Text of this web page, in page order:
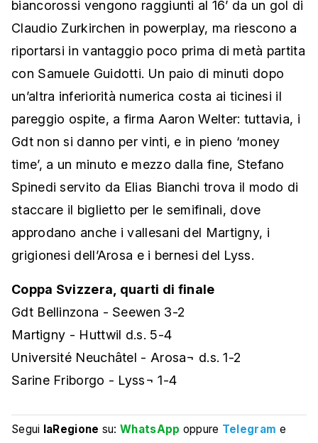
biancorossi vengono raggiunti al 16’ da un gol di
Claudio Zurkirchen in powerplay, ma riescono a
riportarsi in vantaggio poco prima di metà partita
con Samuele Guidotti. Un paio di minuti dopo
un’altra inferiorità numerica costa ai ticinesi il
pareggio ospite, a firma Aaron Welter: tuttavia, i
Gdt non si danno per vinti, e in pieno ‘money
time’, a un minuto e mezzo dalla fine, Stefano
Spinedi servito da Elias Bianchi trova il modo di
staccare il biglietto per le semifinali, dove
approdano anche i vallesani del Martigny, i
grigionesi dell’Arosa e i bernesi del Lyss.
Coppa Svizzera, quarti di finale
Gdt Bellinzona - Seewen 3-2
Martigny - Huttwil d.s. 5-4
Université Neuchâtel - Arosa¬ d.s. 1-2
Sarine Friborgo - Lyss¬ 1-4
Segui laRegione su:WhatsApp oppure Telegram e